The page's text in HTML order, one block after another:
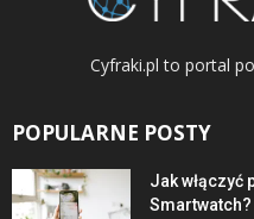
Cyfraki.pl to portal
POPULARNE POSTY
Jak włączyć
Smartwatch?